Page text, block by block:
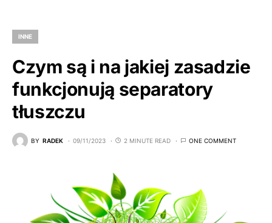
INNE
Czym są i na jakiej zasadzie
funkcjonują separatory
tłuszczu
BY RADEK 09/11/2023 2 MINUTE READ ONE COMMENT